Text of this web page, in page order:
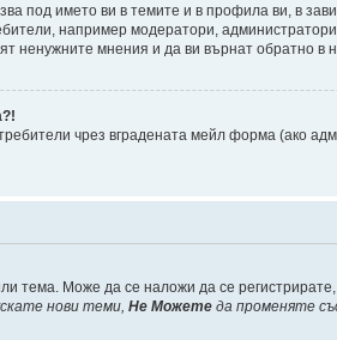
под името ви в темите и в профила ви, в
например модератори,
ненужните мнения и да ви върнат обратно в
чрез вградената мейл форма (ако
тема. Може да се наложи да се
нови теми, Не Можете да променяте